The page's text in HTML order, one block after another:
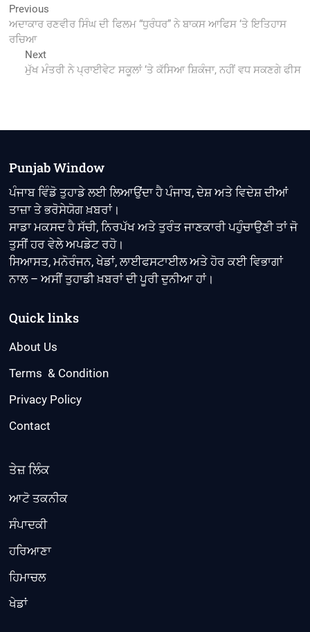
Post
navigation
Previous
post:
ਅਦਾਕਾਰ ਰਣਵੀਰ ਸਿੰਘ ਦੀ ਫਿਲਮ “ਧੁਰੰਧਰ” ਨੇ ਬਾਕਸ ਆਫਿਸ ‘ਤੇ ਇਤਿਹਾਸ
ਰਚਿਆ
NextNext
post:
ਮੁੱਖ ਮੰਤਰੀ ਨੇ ਪ੍ਰਾਈਵੇਟ ਸਕੂਲਾਂ ‘ਤੇ ਕੱਸਿਆ ਸ਼ਿਕੰਜਾ, ਨਹੀਂ ਵਧ ਸਕਣਗੇ ਫੀਸ
Punjab Window
ਪੰਜਾਬ ਵਿੰਡੋ ਤੁਹਾਡੇ ਲਈ ਲਿਆਉਂਦਾ ਹੈ ਪੰਜਾਬ, ਦੇਸ਼ ਅਤੇ ਵਿਦੇਸ਼ ਦੀਆਂ
ਤਾਜ਼ਾ ਤੇ ਭਰੋਸੇਯੋਗ ਖ਼ਬਰਾਂ।
ਸਾਡਾ ਮਕਸਦ ਹੈ ਸੱਚੀ, ਨਿਰਪੱਖ ਅਤੇ ਤੁਰੰਤ ਜਾਣਕਾਰੀ ਪਹੁੰਚਾਉਣੀ ਤਾਂ ਜੋ
ਤੁਸੀਂ ਹਰ ਵੇਲੇ ਅਪਡੇਟ ਰਹੋ।
ਸਿਆਸਤ, ਮਨੋਰੰਜਨ, ਖੇਡਾਂ, ਲਾਈਫਸਟਾਈਲ ਅਤੇ ਹੋਰ ਕਈ ਵਿਭਾਗਾਂ
ਨਾਲ – ਅਸੀਂ ਤੁਹਾਡੀ ਖ਼ਬਰਾਂ ਦੀ ਪੂਰੀ ਦੁਨੀਆ ਹਾਂ।
Quick links
About Us
Terms & Condition
Privacy Policy
Contact
ਤੇਜ਼ ਲਿੰਕ
ਆਟੋ ਤਕਨੀਕ
ਸੰਪਾਦਕੀ
ਹਰਿਆਣਾ
ਹਿਮਾਚਲ
ਖੇਡਾਂ